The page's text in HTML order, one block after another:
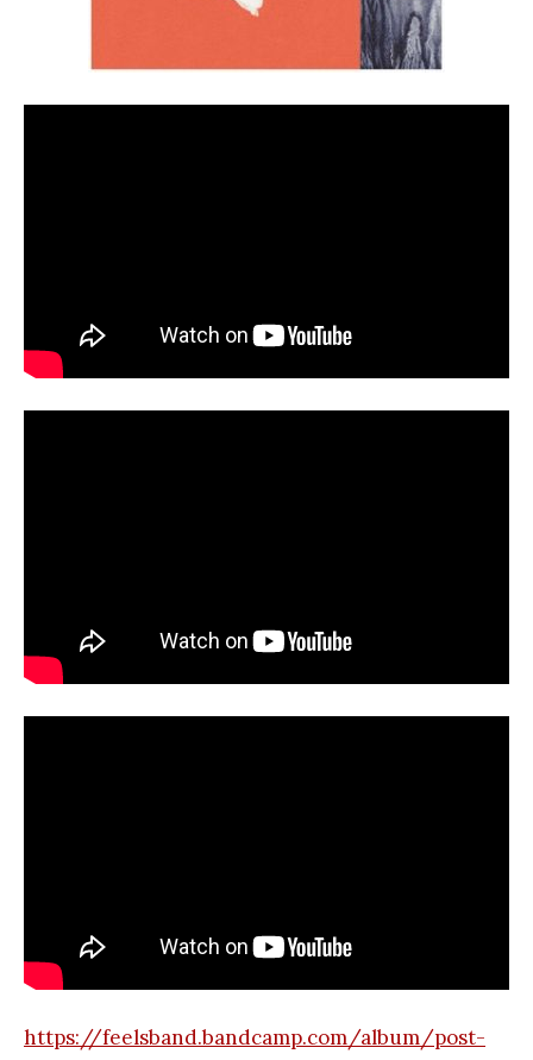
https://feelsband.bandcamp.com/album/post-